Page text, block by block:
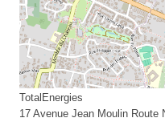
TotalEnergies
17 Avenue Jean Moulin Route